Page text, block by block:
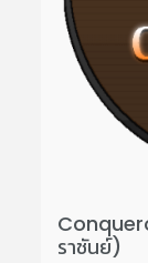
ราชันย์)